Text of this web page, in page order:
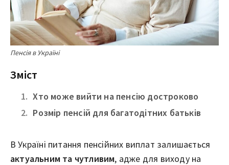
Пенсія в Україні
Зміст
Хто може вийти на пенсію достроково
Розмір пенсій для багатодітних батьків
В Україні питання пенсійних виплат залишається
актуальним та чутливим, адже для виходу на